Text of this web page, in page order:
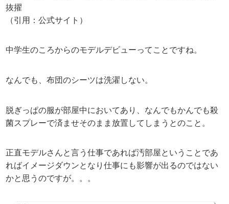
抜擢
（引用：公式サイト）
中学生のころからのモデルデビューってことですね。
なんでも、布団のシーツは洗濯しない。
脱ぎっぱの服が部屋中においてあり、なんでもかんでも殺
菌スプレーで済ませそのまま放置してしまうとのこと。
正直モデルさんと言う仕事であれば汚部屋ということであ
ればイメージダウンとなり仕事にも影響が出るのではない
かと思うのですが。。。